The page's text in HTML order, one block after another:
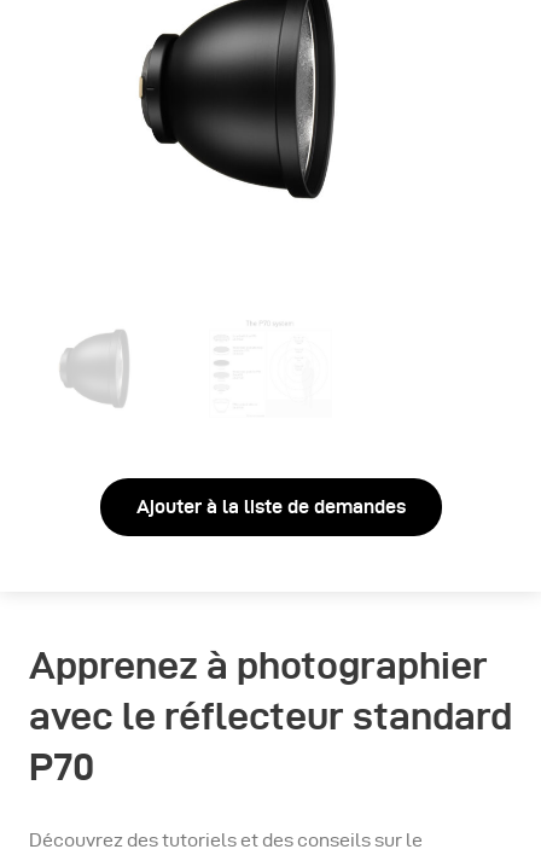
Ajouter à la liste de demandes
Apprenez à photographier
avec le réflecteur standard
P70
Découvrez des tutoriels et des conseils sur le